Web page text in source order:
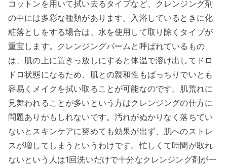
コットンを用いて拭い去るタイプなど、クレンジング剤
の中には多彩な種類があります。入浴しているときに化
粧落としをする場合は、水を使用して取り除くタイプが
重宝します。クレンジングパームと呼ばれているもの
は、肌の上に置きっ放しにすると体温で溶け出してドロ
ドロ状態になるため、肌との親和性もばっちりでいとも
容易くメイクを拭い取ることが可能なのです。肌荒れに
見舞われることが多いという方はクレンジングの仕方に
問題ありかもしれないです。汚れがぬかりなく落ちてい
ないとスキンケアに努めても効果が出ず、肌へのストレ
スが増してしまうというわけです。忙しくて時間が取れ
ないという人は1回洗いだけで十分なクレンジング剤が一